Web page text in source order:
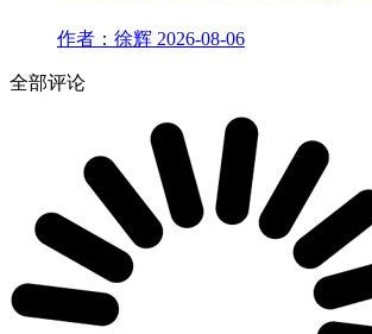
作者：徐辉 2026-08-06
全部评论